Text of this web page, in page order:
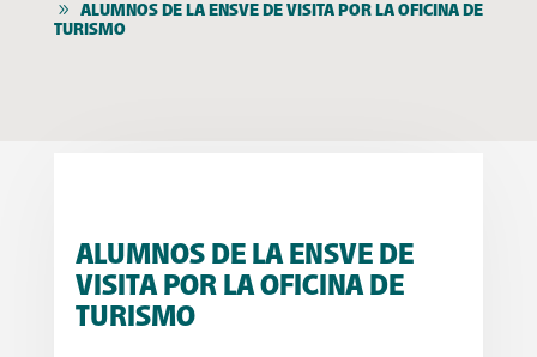
ALUMNOS DE LA ENSVE DE VISITA POR LA OFICINA DE
TURISMO
ALUMNOS DE LA ENSVE DE
VISITA POR LA OFICINA DE
TURISMO